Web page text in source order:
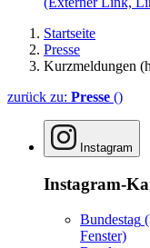
Startseite
Presse
Kurzmeldungen
zurück zu: Presse ()
Instagram
Instagram-
Bundestag
Fenster)